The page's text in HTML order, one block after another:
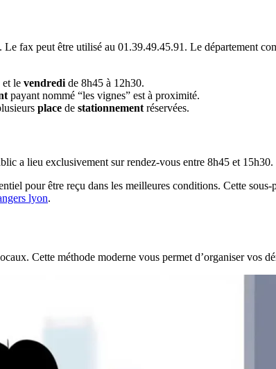
fax peut être utilisé au 01.39.49.45.91. Le département
et le vendredi de 8h45 à 12h30.
payant nommé “les vignes” est à proximité.
place de stationnement réservées.
a lieu exclusivement sur rendez-vous entre 8h45 et 15h30.
pour être reçu dans les meilleures conditions. Cette
lyon.
Cette méthode moderne vous permet d’organiser vos